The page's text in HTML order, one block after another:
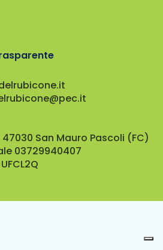
San Mauro Pascoli (FC)
03729940407